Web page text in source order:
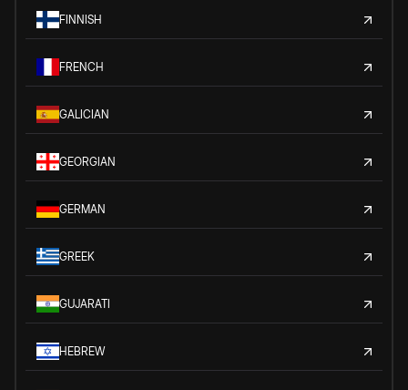
FINNISH
FRENCH
GALICIAN
GEORGIAN
GERMAN
GREEK
GUJARATI
HEBREW